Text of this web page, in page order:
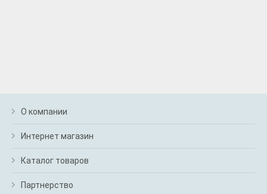
О компании
Интернет магазин
Каталог товаров
Партнерство